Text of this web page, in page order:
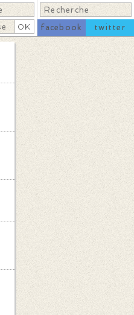
facebook
twitter